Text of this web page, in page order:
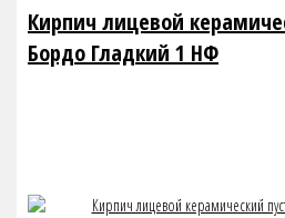
Кирпич лицевой
Бордо Гладкий 1 НФ